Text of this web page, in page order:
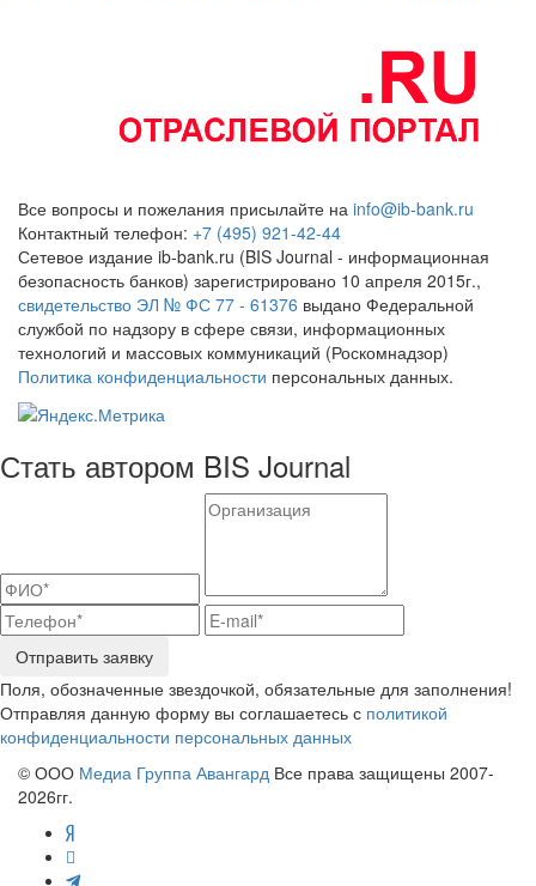
Все вопросы и пожелания присылайте на info@ib-bank.ru
Контактный телефон: +7 (495) 921-42-44
Сетевое издание ib-bank.ru (BIS Journal - информационная
безопасность банков) зарегистрировано 10 апреля 2015г.,
свидетельство ЭЛ № ФС 77 - 61376 выдано Федеральной
службой по надзору в сфере связи, информационных
технологий и массовых коммуникаций (Роскомнадзор)
Политика конфиденциальности персональных данных.
Стать автором BIS Journal
Отправить заявку
Поля, обозначенные звездочкой, обязательные для заполнения!
Отправляя данную форму вы соглашаетесь с политикой
конфиденциальности персональных данных
© ООО Медиа Группа Авангард Все права защищены 2007-
2026гг.